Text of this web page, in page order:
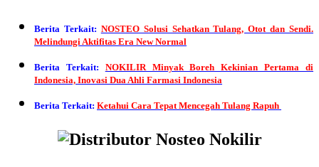
Berita Terkait: NOSTEO Solusi Sehatkan Tulang, Otot dan Sendi.
Melindungi Aktifitas Era New Normal
Berita Terkait: NOKILIR Minyak Boreh Kekinian Pertama di
Indonesia, Inovasi Dua Ahli Farmasi Indonesia
Berita Terkait: Ketahui Cara Tepat Mencegah Tulang Rapuh